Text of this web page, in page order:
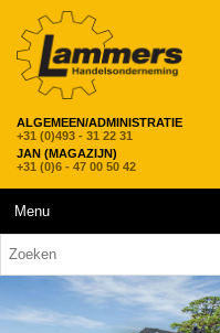
ALGEMEEN/ADMINISTRATIE
+31 (0)493 - 31 22 31
JAN (MAGAZIJN)
+31 (0)6 - 47 00 50 42
Menu